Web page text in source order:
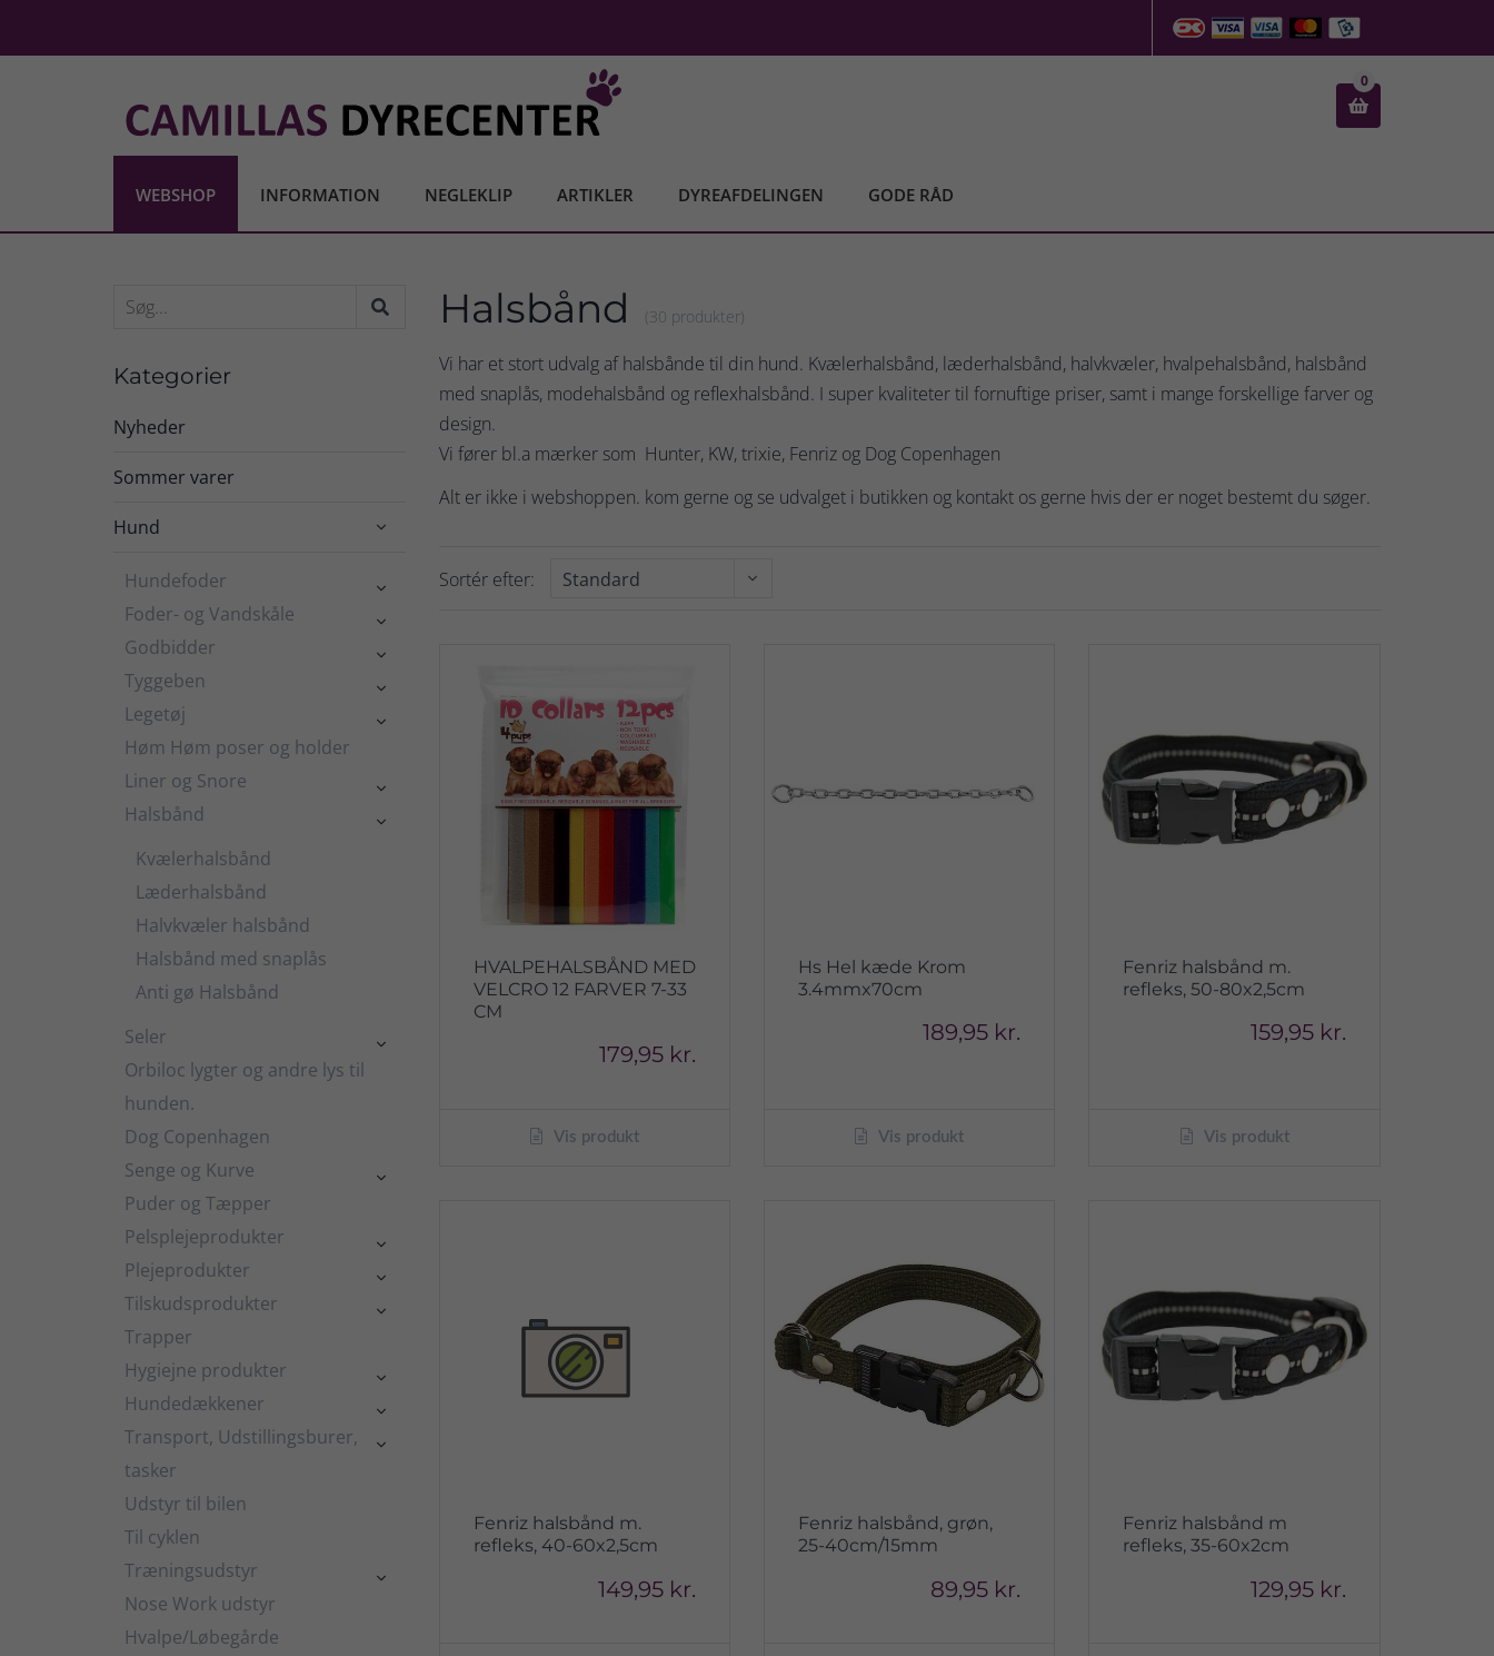

0
WEBSHOP INFORMATION NEGLEKLIP ARTIKLER DYREAFDELINGEN GODE RÅD
Kategorier
Nyheder
Sommer varer
Hund 
Hundefoder 
Foder- og Vandskåle 
Godbidder 
Tyggeben 
Legetøj 
Høm Høm poser og holder
Liner og Snore

Halsbånd 
Kvælerhalsbånd
Læderhalsbånd
Halvkvæler halsbånd
Halsbånd med snaplås
Anti gø Halsbånd
Seler

Orbiloc lygter og andre lys til
hunden.
Dog Copenhagen
Senge og Kurve

Puder og Tæpper
Pelsplejeprodukter

Plejeprodukter 
Tilskudsprodukter 
Trapper
Hygiejne produkter

Hundedækkener 
Transport, Udstillingsburer,
tasker

Udstyr til bilen
Til cyklen
Træningsudstyr

Nose Work udstyr
Hvalpe/Løbegårde
Halsbånd (30 produkter)
Vi har et stort udvalg af halsbånde til din hund. Kvælerhalsbånd, læderhalsbånd, halvkvæler, hvalpehalsbånd, halsbånd
med snaplås, modehalsbånd og reflexhalsbånd. I super kvaliteter til fornuftige priser, samt i mange forskellige farver og
design.
Vi fører bl.a mærker som Hunter, KW, trixie, Fenriz og Dog Copenhagen
Alt er ikke i webshoppen. kom gerne og se udvalget i butikken og kontakt os gerne hvis der er noget bestemt du søger.
Sortér efter:
HVALPEHALSBÅND MED
VELCRO 12 FARVER 7-33
CM
179,95 kr.
Vis produkt
Hs Hel kæde Krom
3.4mmx70cm
189,95 kr.
Vis produkt
Fenriz halsbånd m.
refleks, 50-80x2,5cm
159,95 kr.
Vis produkt
Fenriz halsbånd m.
refleks, 40-60x2,5cm
149,95 kr.
Fenriz halsbånd, grøn,
25-40cm/15mm
89,95 kr.
Fenriz halsbånd m
refleks, 35-60x2cm
129,95 kr.